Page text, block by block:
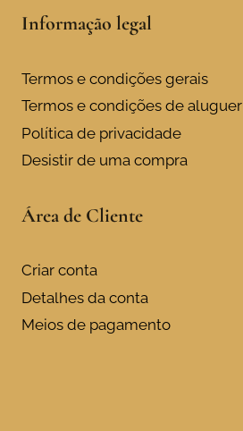
Informação legal
Termos e condições gerais
Termos e condições de aluguer
Política de privacidade
Desistir de uma compra
Área de Cliente
Criar conta
Detalhes da conta
Meios de pagamento